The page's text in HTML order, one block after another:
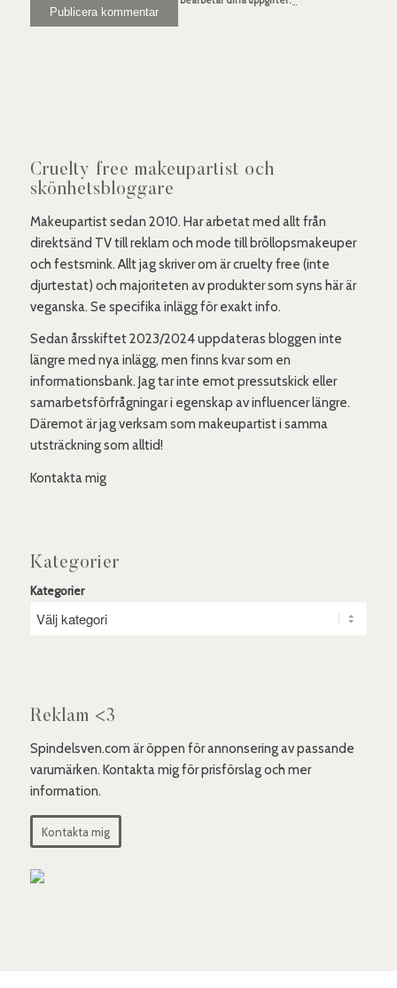
Cruelty free makeupartist och
skönhetsbloggare
Makeupartist sedan 2010. Har arbetat med allt från
direktsänd TV till reklam och mode till bröllopsmakeuper
och festsmink. Allt jag skriver om är cruelty free (inte
djurtestat) och majoriteten av produkter som syns här är
veganska. Se specifika inlägg för exakt info.
Sedan årsskiftet 2023/2024 uppdateras bloggen inte
längre med nya inlägg, men finns kvar som en
informationsbank. Jag tar inte emot pressutskick eller
samarbetsförfrågningar i egenskap av influencer längre.
Däremot är jag verksam som makeupartist i samma
utsträckning som alltid!
Kontakta mig
Kategorier
Kategorier
Reklam <3
Spindelsven.com är öppen för annonsering av passande
varumärken. Kontakta mig för prisförslag och mer
information.
Kontakta mig